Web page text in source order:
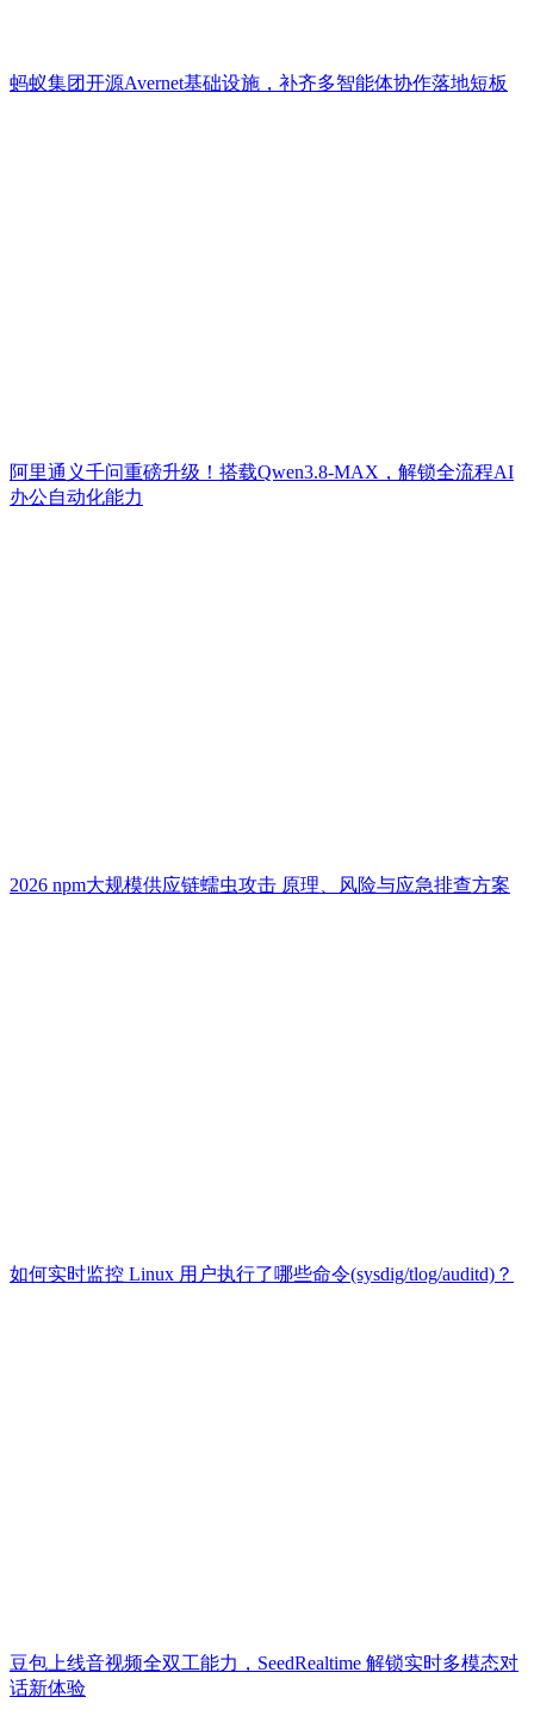
蚂蚁集团开源Avernet基础设施，补齐多智能体协作落地短板
阿里通义千问重磅升级！搭载Qwen3.8-MAX，解锁全流程AI
办公自动化能力
2026 npm大规模供应链蠕虫攻击 原理、风险与应急排查方案
如何实时监控 Linux 用户执行了哪些命令(sysdig/tlog/auditd)？
豆包上线音视频全双工能力，SeedRealtime 解锁实时多模态对
话新体验